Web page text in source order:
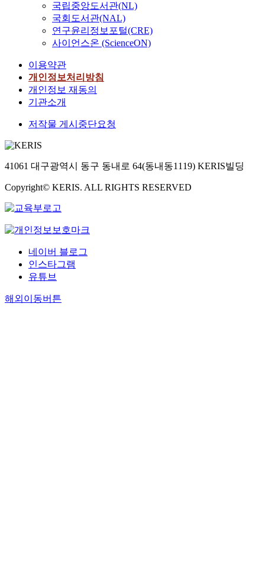
국립중앙도서관(NL)
국회도서관(NAL)
연구윤리정보포털(CRE)
사이언스온 (ScienceON)
이용약관
개인정보처리방침
개인정보 재동의
기관소개
저작물 게시중단요청
41061 대구광역시 동구 동내로 64(동내동1119) KERIS빌딩
Copyright© KERIS. ALL RIGHTS RESERVED
네이버 블로그
인스타그램
유튜브
해외이동버튼